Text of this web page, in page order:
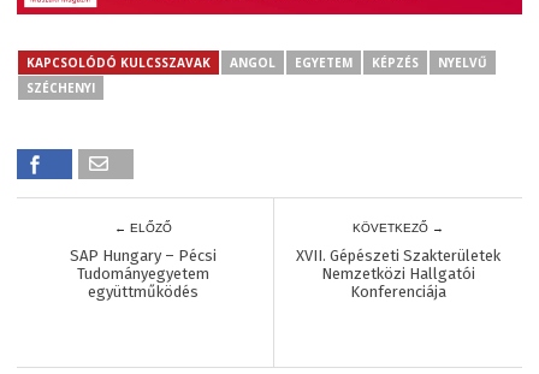
KAPCSOLÓDÓ KULCSSZAVAK ANGOL EGYETEM KÉPZÉS
NYELVŰ
SZÉCHENYI
← ELŐZŐ
SAP Hungary – Pécsi
Tudományegyetem
együttműködés
KÖVETKEZŐ →
XVII. Gépészeti Szakterületek
Nemzetközi Hallgatói
Konferenciája